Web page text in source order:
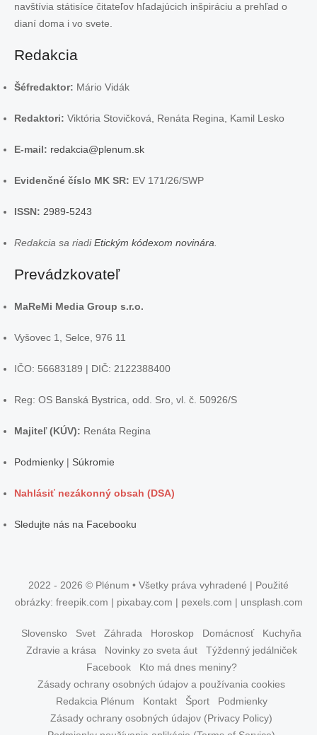
navštívia státisíce čitateľov hľadajúcich inšpiráciu a prehľad o
dianí doma i vo svete.
Redakcia
Šéfredaktor: Mário Vidák
Redaktori: Viktória Stovičková, Renáta Regina, Kamil Lesko
E-mail: redakcia@plenum.sk
Evidenčné číslo MK SR: EV 171/26/SWP
ISSN: 2989-5243
Redakcia sa riadiEtickým kódexom novinára
Prevádzkovateľ
MaReMi Media Group s.r.o.
Vyšovec 1, Selce, 976 11
IČO: 56683189 | DIČ: 2122388400
Reg: OS Banská Bystrica, odd. Sro, vl. č. 50926/S
Majiteľ (KÚV): Renáta Regina
Podmienky | Súkromie
Nahlásiť nezákonný obsah (DSA)
Sledujte nás na Facebooku
2022 - 2026 © Plénum • Všetky práva vyhradené | Použité
obrázky: freepik.com | pixabay.com | pexels.com | unsplash.com
Slovensko Svet Záhrada Horoskop Domácnosť
Kuchyňa
Zdravie a krása
Novinky zo sveta áut
Týždenný jedálniček
Facebook
Kto má dnes meniny?
Zásady ochrany osobných údajov a používania cookies
Redakcia Plénum
Kontakt Šport
Podmienky
Zásady ochrany osobných údajov (Privacy Policy)